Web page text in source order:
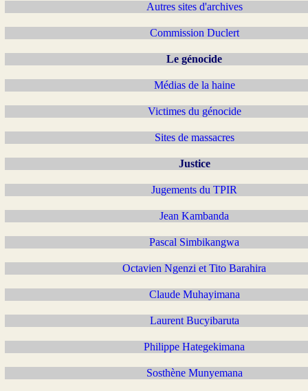
Autres sites d'archives
Commission Duclert
Le génocide
Médias de la haine
Victimes du génocide
Sites de massacres
Justice
Jugements du TPIR
Jean Kambanda
Pascal Simbikangwa
Octavien Ngenzi et Tito Barahira
Claude Muhayimana
Laurent Bucyibaruta
Philippe Hategekimana
Sosthène Munyemana